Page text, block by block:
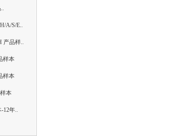
A/S/E..
产品样..
样本
样本
本
12年..